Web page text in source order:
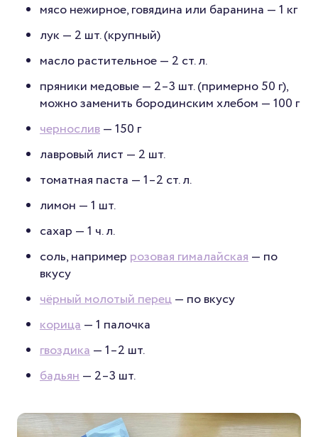
мясо нежирное, говядина или баранина — 1 кг
лук — 2 шт. (крупный)
масло растительное — 2 ст. л.
пряники медовые — 2–3 шт. (примерно 50 г),
можно заменить бородинским хлебом — 100 г
чернослив— 150 г
лавровый лист — 2 шт.
томатная паста — 1–2 ст. л.
лимон — 1 шт.
сахар — 1 ч. л.
соль, например розовая гималайская— по
вкусу
чёрный молотый перец— по вкусу
корица— 1 палочка
гвоздика— 1–2 шт.
бадьян— 2–3 шт.